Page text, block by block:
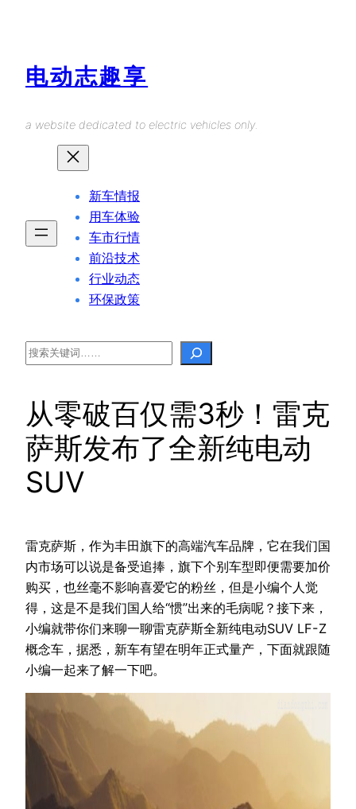
电动志趣享
a website dedicated to electric vehicles only.
新车情报
用车体验
车市行情
前沿技术
行业动态
环保政策
Search
从零破百仅需3秒！雷克
萨斯发布了全新纯电动
SUV
雷克萨斯，作为丰田旗下的高端汽车品牌，它在我们国
内市场可以说是备受追捧，旗下个别车型即便需要加价
购买，也丝毫不影响喜爱它的粉丝，但是小编个人觉
得，这是不是我们国人给“惯”出来的毛病呢？接下来，
小编就带你们来聊一聊雷克萨斯全新纯电动SUV LF-Z
概念车，据悉，新车有望在明年正式量产，下面就跟随
小编一起来了解一下吧。